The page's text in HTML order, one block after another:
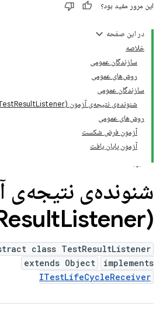
این مرور مفید بود؟
در این صفحه
خلاصه
سازندگان عمومی
روش‌های عمومی
سازندگان عمومی
شنونده‌ی نتیجه‌ی آزمون (TestResultListener)
روش‌های عمومی
آزمون فرض شکست
آزمون پایان یافت
شنونده‌ی نتیجه‌ی
(Test
Listener)
class TestResultListener
extends Object
implements
ITestLifeCycleReceiver